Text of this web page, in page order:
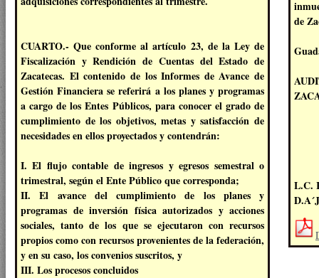
CUARTO.- Que conforme al artículo 23, de la Ley de
Fiscalización y Rendición de Cuentas del Estado de
Zacatecas. El contenido de los Informes de Avance de
Gestión Financiera se referirá a los planes y programas
a cargo de los Entes Públicos, para conocer el grado de
cumplimiento de los objetivos, metas y satisfacción de
necesidades en ellos proyectados y contendrán:
I. El flujo contable de ingresos y egresos semestral o
trimestral, según el Ente Público que corresponda;
II. El avance del cumplimiento de los planes y
programas de inversión física autorizados y acciones
sociales, tanto de los que se ejecutaron con recursos
propios como con recursos provenientes de la federación,
y en su caso, los convenios suscritos, y
III. Los procesos concluidos
de
L.C.